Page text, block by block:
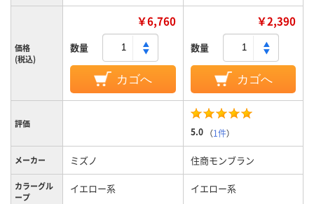
価格
(税込)
￥6,760
数量
カゴへ
￥2,390
数量
カゴへ
評価
5.0 （1件）
メーカー ミズノ 住商モンブラン
カラーグル
ープ
イエロー系 イエロー系